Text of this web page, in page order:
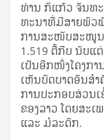
ທ່ານ ກິ​ແກ້ວ ຈັນ­ທ
ທະ­ນາ​ທີ່​ມີ​ສາຍ​ພົວ­
ການ​ສະ­ໜັບ­ສະ­ໜູນ​
1.519 ຕື້​ກີບ ນັບ​ແຕ່​
ເປັນ​ອີກ​ໜຶ່ງ​ໂຄງ­ກ
ເຫັນ​ບົດ­ບາດ​ອັນ​ສຳ­
ການ​ປະ­ກອບ­ສ່ວນ​ເ
ຂອງ​ລາວ ໂດຍ​ສະ­
ແລະ ມໍ­ລະ­ດົກ.